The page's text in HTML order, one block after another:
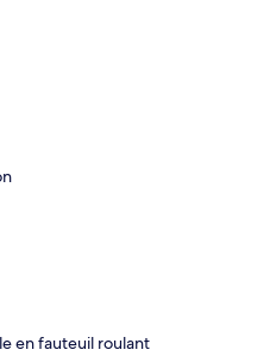
en fauteuil roulant